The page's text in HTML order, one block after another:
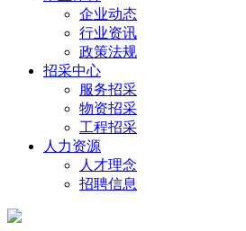
企业动态
行业资讯
政策法规
招采中心
服务招采
物资招采
工程招采
人力资源
人才理念
招聘信息